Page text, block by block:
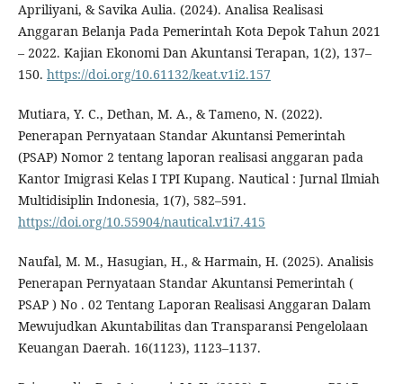
Apriliyani, & Savika Aulia. (2024). Analisa Realisasi
Anggaran Belanja Pada Pemerintah Kota Depok Tahun 2021
– 2022. Kajian Ekonomi Dan Akuntansi Terapan, 1(2), 137–
150. https://doi.org/10.61132/keat.v1i2.157
Mutiara, Y. C., Dethan, M. A., & Tameno, N. (2022).
Penerapan Pernyataan Standar Akuntansi Pemerintah
(PSAP) Nomor 2 tentang laporan realisasi anggaran pada
Kantor Imigrasi Kelas I TPI Kupang. Nautical : Jurnal Ilmiah
Multidisiplin Indonesia, 1(7), 582–591.
https://doi.org/10.55904/nautical.v1i7.415
Naufal, M. M., Hasugian, H., & Harmain, H. (2025). Analisis
Penerapan Pernyataan Standar Akuntansi Pemerintah (
PSAP ) No . 02 Tentang Laporan Realisasi Anggaran Dalam
Mewujudkan Akuntabilitas dan Transparansi Pengelolaan
Keuangan Daerah. 16(1123), 1123–1137.